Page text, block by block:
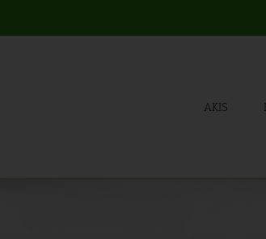
AKIS